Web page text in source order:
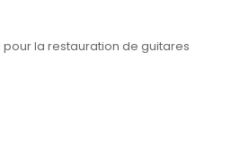
pour la restauration de guitares